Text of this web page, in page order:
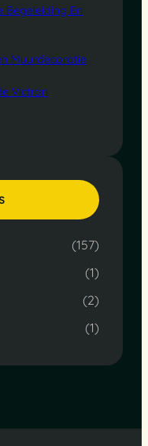
Begeleiding En
Muurdecoratie
Victron
(157)
(1)
(2)
(1)